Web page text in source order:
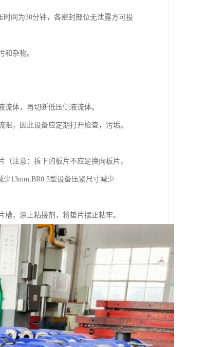
间为30分钟，各密封部位无泄露方可投
杂物。
体，再切断低压侧液流体。
，因此设备应定期打开检查，污垢。
注意：拆下的板片不应是换向板片，
13mm,BR0.5型设备压紧尺寸减少
，涂上粘接剂，将垫片摆正粘牢。